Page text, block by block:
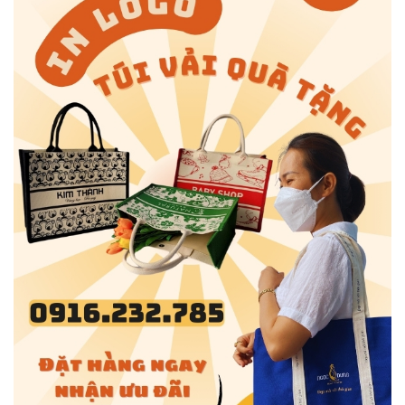
tím, túi vải không dệt có thể được thiết kế theo yêu cầu
riêng của từng khách hàng. Điều này không chỉ giúp tạo
sự ấn tượng về mặt thẩm mỹ mà còn làm nổi bật thương
hiệu hoặc thông điệp mà doanh nghiệp muốn truyền tải
qua sản phẩm.
Độ dày túi vải không dệt
Độ dày túi vải không dệt
(GSM)
Ứng dụng phổ biến
50 GSM
Túi đựng đồ nhẹ, tài liệu, quà tặng
nhỏ
70 GSM
Túi mua sắm, túi đựng đồ trung
bình
80 GSM Túi hội nghị, túi quảng cáo